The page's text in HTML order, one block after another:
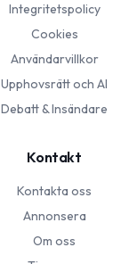
Integritetspolicy
Cookies
Användarvillkor
Upphovsrätt och AI
Debatt & Insändare
Kontakt
Kontakta oss
Annonsera
Om oss